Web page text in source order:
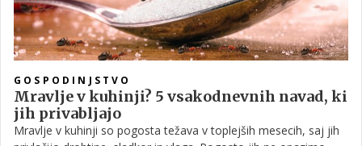
GOSPODINJSTVO
Mravlje v kuhinji? 5 vsakodnevnih navad, ki
jih privabljajo
Mravlje v kuhinji so pogosta težava v toplejših mesecih, saj jih